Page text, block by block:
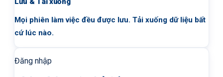
Mọi phiên làm việc đều được lưu. Tải xuống dữ liệu bất
cứ lúc nào.
Đăng nhập